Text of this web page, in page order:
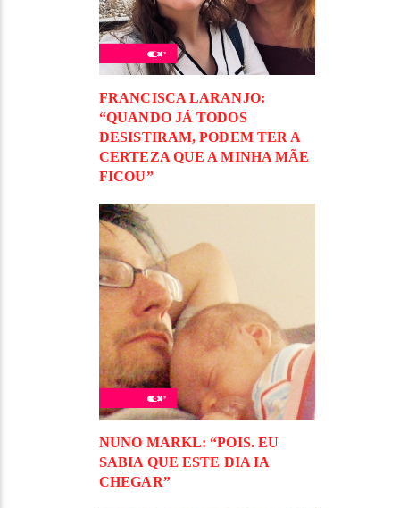
FRANCISCA LARANJO:
“QUANDO JÁ TODOS
DESISTIRAM, PODEM TER A
CERTEZA QUE A MINHA MÃE
FICOU”
NUNO MARKL: “POIS. EU
SABIA QUE ESTE DIA IA
CHEGAR”